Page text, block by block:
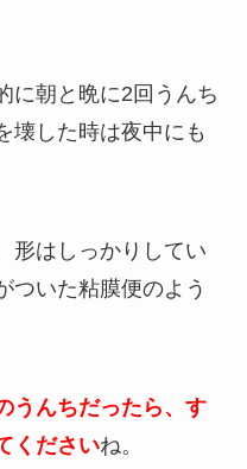
に朝と晩に2回うんち
壊した時は夜中にも
形はしっかりしてい
ついた粘膜便のよう
うんちだったら、す
くださいね。